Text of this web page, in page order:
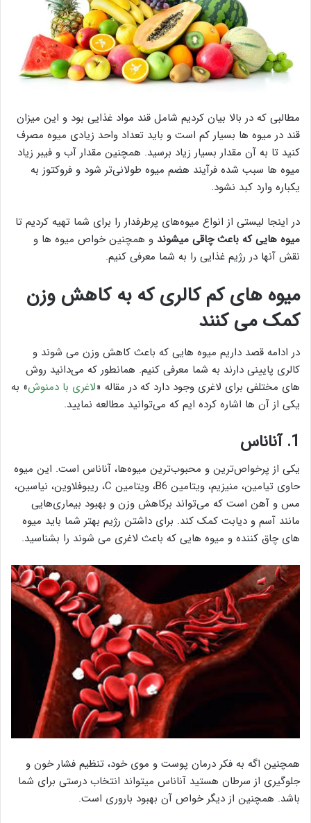
مطالبی که در بالا بیان کردیم شامل قند مواد غذایی بود و این میزان
قند در میوه‌ ها بسیار کم است و باید تعداد واحد زیادی میوه مصرف
کنید تا به آن مقدار بسیار زیاد برسید. همچنین مقدار آب و فیبر زیاد
میوه ها سبب شده فرآیند هضم میوه طولانی‌تر شود و فروکتوز به
یکباره وارد کبد نشود.
در اینجا لیستی از انواع میوه‌های پرطرفدار را برای شما تهیه کردیم تا
میوه هایی که باعث چاقی میشوند و همچنین خواص میوه ها و
نقش آنها در رژیم غذایی را به شما معرفی کنیم.
میوه‌ های کم کالری که به کاهش وزن
کمک می کنند
در ادامه قصد داریم میوه هایی که باعث کاهش وزن می شوند و
کالری پایینی دارند به شما معرفی کنیم. همانطور که می‌دانید روش
های مختلفی برای لاغری وجود دارد که در مقاله «لاغری با دمنوش» به
یکی از آن ها اشاره کرده ایم که می‌توانید مطالعه نمایید.
1. آناناس
یکی از پرخواص‌ترین و محبوب‌ترین میوه‌ها، آناناس است. این میوه
حاوی تیامین، منیزیم، ویتامین B6، ویتامین C، ریبوفلاوین، نیاسین،
مس و آهن است که می‌تواند برکاهش وزن و بهبود بیماری‌هایی
مانند آسم و دیابت کمک کند. برای داشتن رژیم بهتر شما باید میوه
های چاق کننده و میوه هایی که باعث لاغری می شوند را بشناسید.
همچنین اگه به فکر درمان پوست و موی خود، تنظیم فشار خون و
جلوگیری از سرطان هستید آناناس میتواند انتخاب درستی برای شما
باشد. همچنین از دیگر خواص آن بهبود باروری است.